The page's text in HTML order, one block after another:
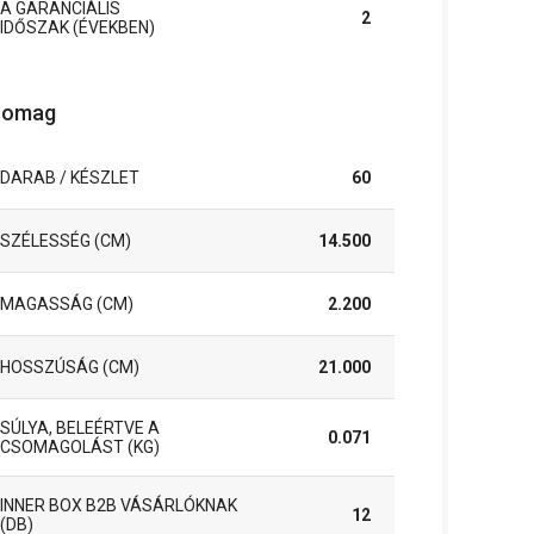
A GARANCIÁLIS
IDŐSZAK (ÉVEKBEN)
2
DARAB / KÉSZLET 60
SZÉLESSÉG (CM) 14.500
MAGASSÁG (CM) 2.200
HOSSZÚSÁG (CM) 21.000
SÚLYA, BELEÉRTVE A
CSOMAGOLÁST (KG)
0.071
INNER BOX B2B VÁSÁRLÓKNAK
(DB)
12